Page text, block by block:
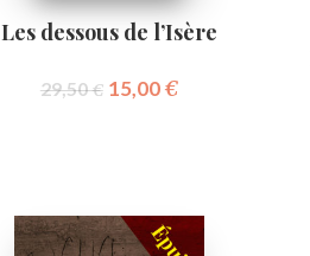
Les dessous de l’Isère
29,50€ 15,00€